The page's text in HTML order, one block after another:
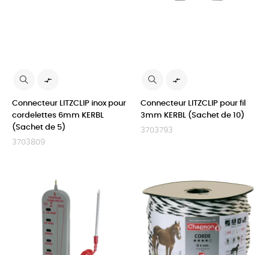

Connecteur LITZCLIP inox pour
cordelettes 6mm KERBL
(Sachet de 5)
3703809

Connecteur LITZCLIP pour fil
3mm KERBL (Sachet de 10)
3703793